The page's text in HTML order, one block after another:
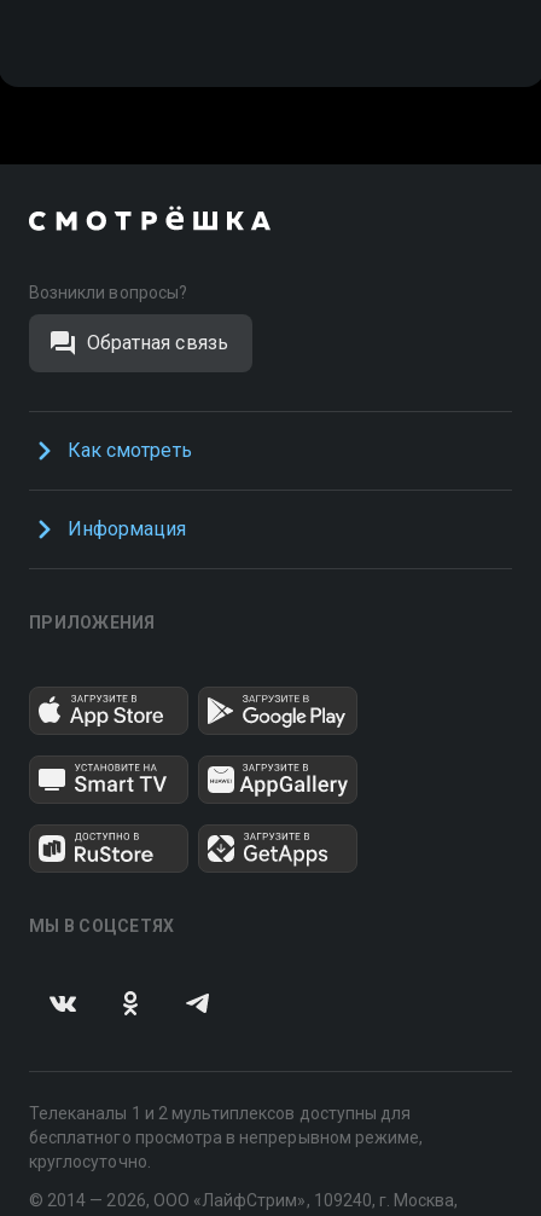
Возникли вопросы?
Обратная связь
Как смотреть
Информация
ПРИЛОЖЕНИЯ
МЫ В СОЦСЕТЯХ
Телеканалы 1 и 2 мультиплексов доступны для
бесплатного просмотра в непрерывном режиме,
круглосуточно.
© 2014 — 2026, ООО «ЛайфСтрим», 109240, г. Москва,